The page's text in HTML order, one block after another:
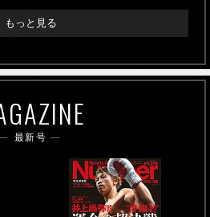
もっと見る
最新号